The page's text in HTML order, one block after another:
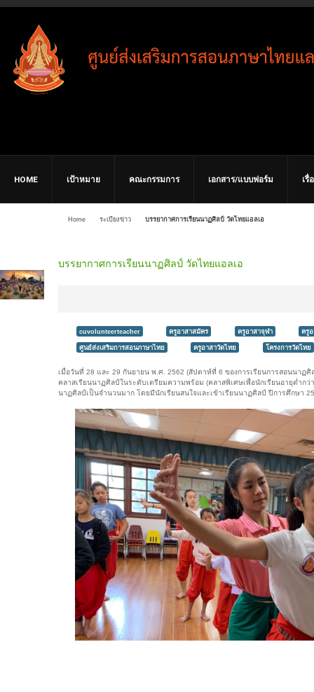
HOME เป้าหมาย คณะกรรมการ เอกสาร/แบบฟอร์ม เรื่
Home ระเบียงข่าว บรรยากาศการเรียนนาฏศิลป์ วัดไทยแอลเอ
บรรยากาศการเรียนนาฏศิลป์ วัดไทยแอลเอ
cuvolunteerteacher ครูอาสาสมัคร ครูอาสาจุฬา ครู
ศูนย์ส่งเสริมการสอนภาษาไทย ครูอาสาวัดไทย โครงการวัดไทย
เมื่อวันที่ 28 และ 29 กันยายน พ.ศ. 2562 (สัปดาห์ที่ 6 ของการเรียนการสอนนาฏ
คลาสเรียนนาฏศิลป์ในระดับเตรียมความพร้อม (คลาสพิเศษเพื่อนักเรียนอายุต่ำก
นาฏศิลป์เป็นจำนวนมาก โดยมีนักเรียนสนใจและเข้าเรียนนาฏศิลป์ ปีการศึกษา